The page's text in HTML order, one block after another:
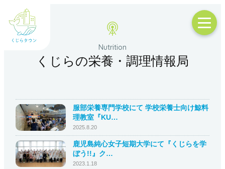
くじらの栄養・調理情報局
服部栄養専門学校にて 学校栄養士向け鯨料
理教室『KU…
2025.8.20
鹿児島純心女子短期大学にて『くじらを学
ぼう!!』ク…
2023.1.18